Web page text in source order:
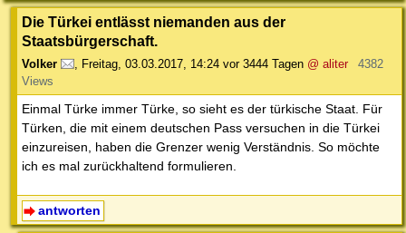
Die Türkei entlässt niemanden aus der
Staatsbürgerschaft.
Volker , Freitag, 03.03.2017, 14:24 vor 3444 Tagen @ aliter
4382
Views
Einmal Türke immer Türke, so sieht es der türkische Staat. Für
Türken, die mit einem deutschen Pass versuchen in die Türkei
einzureisen, haben die Grenzer wenig Verständnis. So möchte
ich es mal zurückhaltend formulieren.
antworten